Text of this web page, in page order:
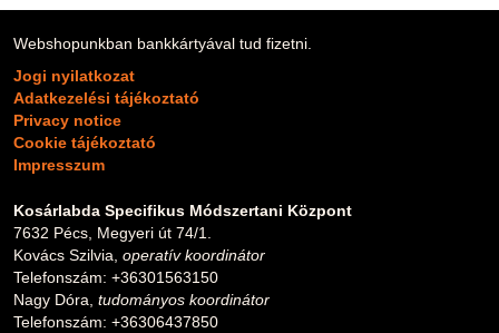
Webshopunkban bankkártyával tud fizetni.
Jogi nyilatkozat
Adatkezelési tájékoztató
Privacy notice
Cookie tájékoztató
Impresszum
Kosárlabda Specifikus Módszertani Központ
7632 Pécs, Megyeri út 74/1.
Kovács Szilvia, operatív koordinátor
Telefonszám: +36301563150
Nagy Dóra, tudományos koordinátor
Telefonszám: +36306437850